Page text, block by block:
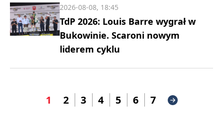
TdP 2026: Louis Barre wygrał w
Bukowinie. Scaroni nowym
liderem cyklu
2026-08-08, 18:45
1 2 3 4 5 6 7